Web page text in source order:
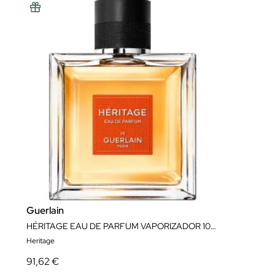
Guerlain
HÉRITAGE EAU DE PARFUM VAPORIZADOR 100ML
Heritage
91,62 €